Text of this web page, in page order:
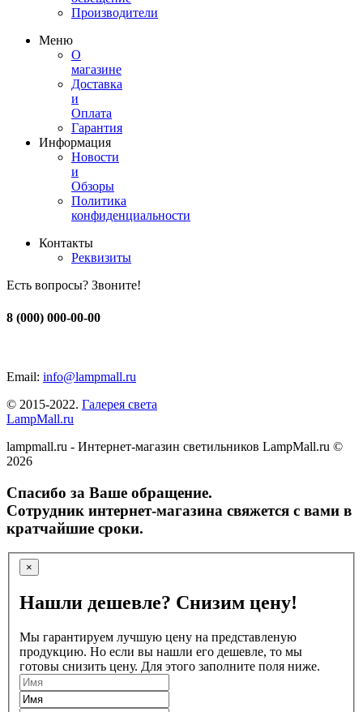
Производители
Меню
О
магазине
Доставка
и
Оплата
Гарантия
Информация
Новости
и
Обзоры
Политика
конфиденциальности
Контакты
Реквизиты
Есть вопросы? Звоните!
8 (000) 000-00-00
Email: info@lampmall.ru
© 2015-2022. Галерея света
LampMall.ru
lampmall.ru - Интернет-магазин светильников LampMall.ru ©
2026
Спасибо за Ваше обращение.
Сотрудник интернет-магазина свяжется с вами в
кратчайшие сроки.
×
Нашли дешевле? Снизим цену!
Мы гарантируем лучшую цену на представленую
продукцию. Но если вы нашли его дешевле, то мы
готовы снизить цену. Для этого заполните поля ниже.